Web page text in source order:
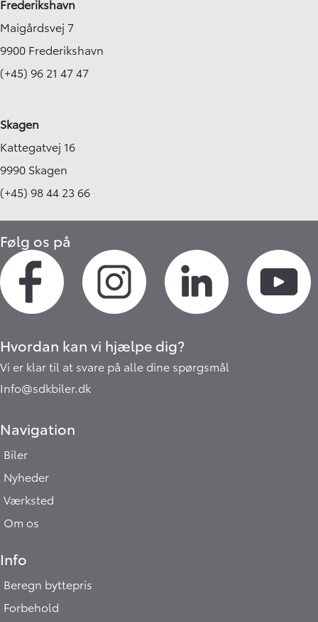
Frederikshavn
Maigårdsvej 7
9900 Frederikshavn
(+45) 96 21 47 47
Skagen
Kattegatvej 16
9990 Skagen
(+45) 98 44 23 66
Følg os på
Hvordan kan vi hjælpe dig?
Vi er klar til at svare på alle dine spørgsmål
Info@sdkbiler.dk
Navigation
Biler
Nyheder
Værksted
Om os
Info
Beregn byttepris
Forbehold